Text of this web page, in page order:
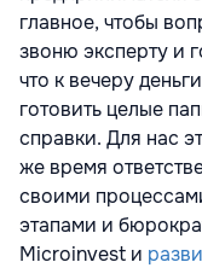
главное, чтобы
звоню эксперту и
что к вечеру
готовить целые
справки. Для нас
же время
своими
этапами и
Microinvest и